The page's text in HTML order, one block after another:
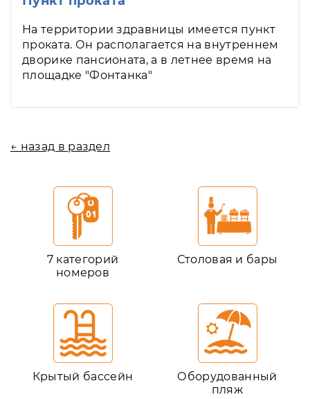
На территории здравницы имеется пункт
проката. Он располагается на внутреннем
дворике пансионата, а в летнее время на
площадке "Фонтанка"
← назад в раздел
7 категорий
номеров
Столовая и бары
Крытый бассейн
Оборудованный
пляж